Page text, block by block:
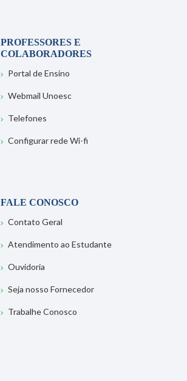
PROFESSORES E
COLABORADORES
Portal de Ensino
Webmail Unoesc
Telefones
Configurar rede Wi-fi
FALE CONOSCO
Contato Geral
Atendimento ao Estudante
Ouvidoria
Seja nosso Fornecedor
Trabalhe Conosco